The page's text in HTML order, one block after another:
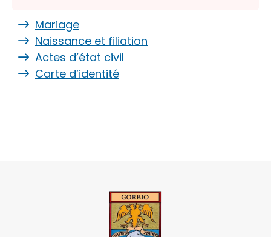
Mariage
Naissance et filiation
Actes d’état civil
Carte d’identité